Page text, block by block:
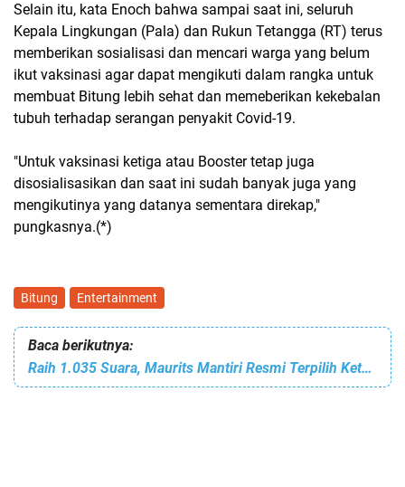
Selain itu, kata Enoch bahwa sampai saat ini, seluruh
Kepala Lingkungan (Pala) dan Rukun Tetangga (RT) terus
memberikan sosialisasi dan mencari warga yang belum
ikut vaksinasi agar dapat mengikuti dalam rangka untuk
membuat Bitung lebih sehat dan memeberikan kekebalan
tubuh terhadap serangan penyakit Covid-19.
"Untuk vaksinasi ketiga atau Booster tetap juga
disosialisasikan dan saat ini sudah banyak juga yang
mengikutinya yang datanya sementara direkap,"
pungkasnya.(*)
Bitung Entertainment
Baca berikutnya:
Raih 1.035 Suara, Maurits Mantiri Resmi Terpilih Ketua Komisi PKB Sinode Gmim